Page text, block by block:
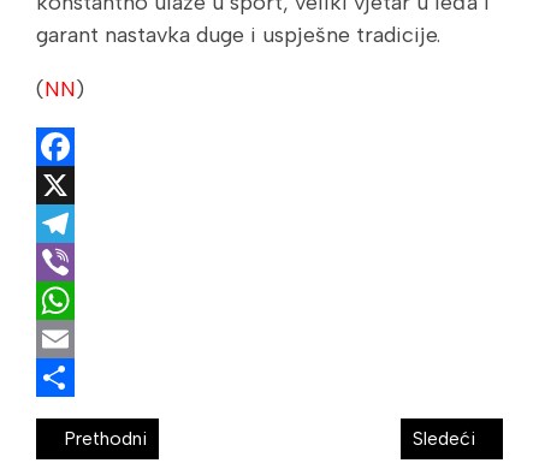
garant nastavka duge i uspješne tradicije.
(NN)
Facebook
X
Telegram
Viber
WhatsApp
Email
Share
Prethodni Sledeći